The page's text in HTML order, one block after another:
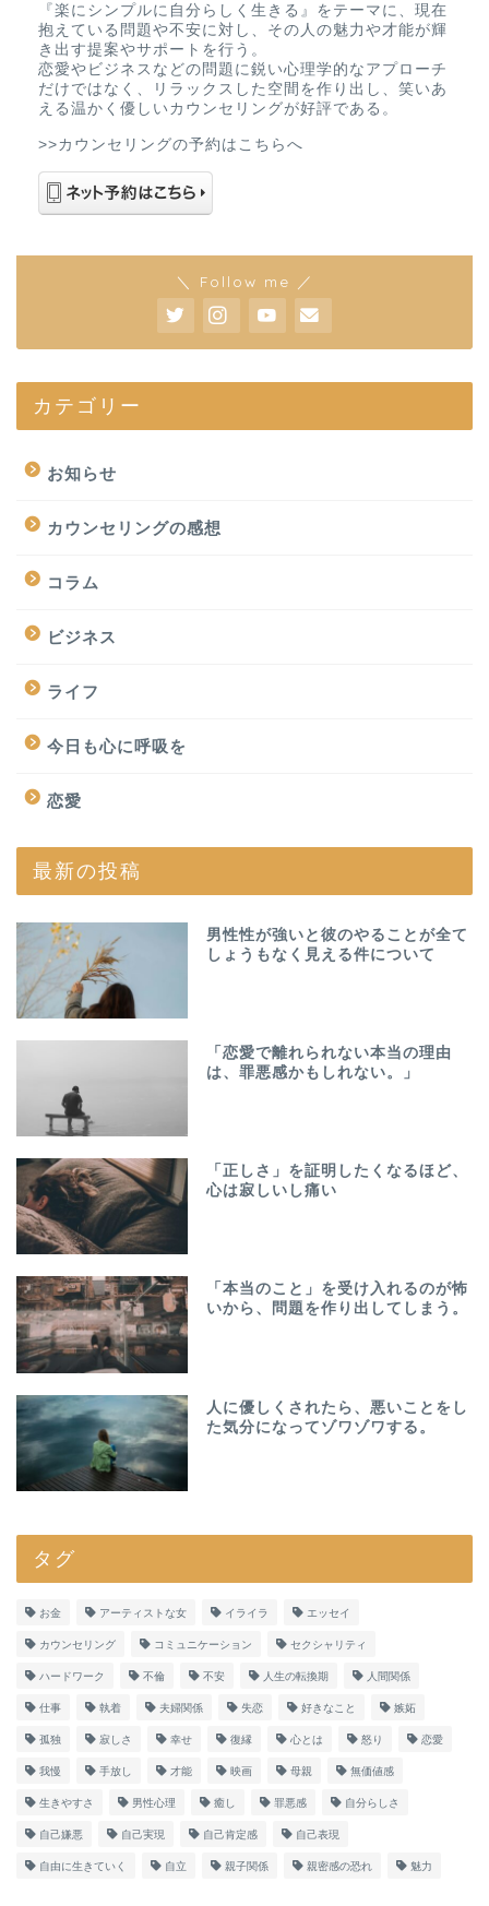
『楽にシンプルに自分らしく生きる』をテーマに、現在
抱えている問題や不安に対し、その人の魅力や才能が輝
き出す提案やサポートを行う。
恋愛やビジネスなどの問題に鋭い心理学的なアプローチ
だけではなく、リラックスした空間を作り出し、笑いあ
える温かく優しいカウンセリングが好評である。
>>カウンセリングの予約はこちらへ
＼ Follow me ／
カテゴリー
お知らせ
カウンセリングの感想
コラム
ビジネス
ライフ
今日も心に呼吸を
恋愛
最新の投稿
男性性が強いと彼のやることが全て
しょうもなく見える件について
「恋愛で離れられない本当の理由
は、罪悪感かもしれない。」
「正しさ」を証明したくなるほど、
心は寂しいし痛い
「本当のこと」を受け入れるのが怖
いから、問題を作り出してしまう。
人に優しくされたら、悪いことをし
た気分になってゾワゾワする。
タグ
お金 アーティストな女 イライラ エッセイ
カウンセリング コミュニケーション セクシャリティ
ハードワーク 不倫 不安 人生の転換期 人間関係
仕事 執着 夫婦関係 失恋 好きなこと 嫉妬
孤独 寂しさ 幸せ 復縁 心とは 怒り 恋愛
我慢 手放し 才能 映画 母親 無価値感
生きやすさ 男性心理 癒し 罪悪感 自分らしさ
自己嫌悪 自己実現 自己肯定感 自己表現
自由に生きていく 自立 親子関係 親密感の恐れ 魅力